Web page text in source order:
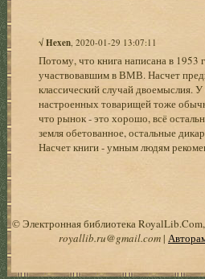
√Hexen , 2020-01-29 13:07:11
Потому, что книга написана в 1953
участвовавшим в ВМВ. Насчет
классический случай двоемыслия.
настроенных товарищей тоже
что рынок - это хорошо, всё
земля обетованное, остальные
Насчет книги - умным людям
© Электронная библиотека
royallib.ru@gmail.com|